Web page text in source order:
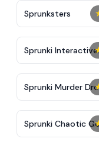
Sprunksters
Sprunki Interactive
Tunner
Sprunki Murder
Sprunki Chaotic
Cute